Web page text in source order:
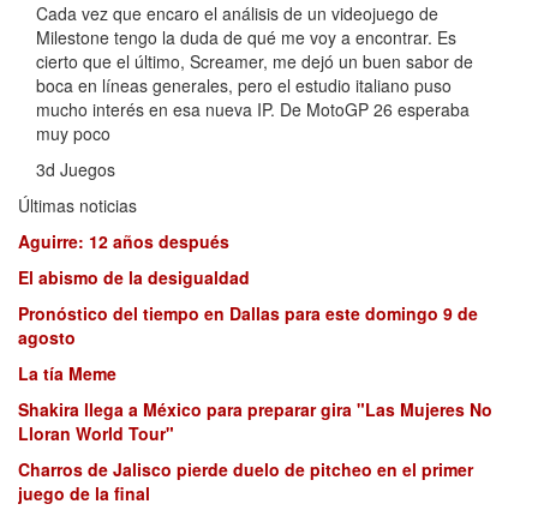
Cada vez que encaro el análisis de un videojuego de
Milestone tengo la duda de qué me voy a encontrar. Es
cierto que el último, Screamer, me dejó un buen sabor de
boca en líneas generales, pero el estudio italiano puso
mucho interés en esa nueva IP. De MotoGP 26 esperaba
muy poco
3d Juegos
Últimas noticias
Aguirre: 12 años después
El abismo de la desigualdad
Pronóstico del tiempo en Dallas para este domingo 9 de
agosto
La tía Meme
Shakira llega a México para preparar gira "Las Mujeres No
Lloran World Tour"
Charros de Jalisco pierde duelo de pitcheo en el primer
juego de la final